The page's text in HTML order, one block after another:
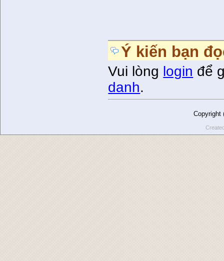
Ý kiến bạn
Vui lòng login để
danh.
Copyright